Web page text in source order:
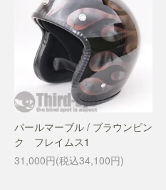
パールマーブル / ブラウンピン
ク フレイムス1
31,000円(税込34,100円)